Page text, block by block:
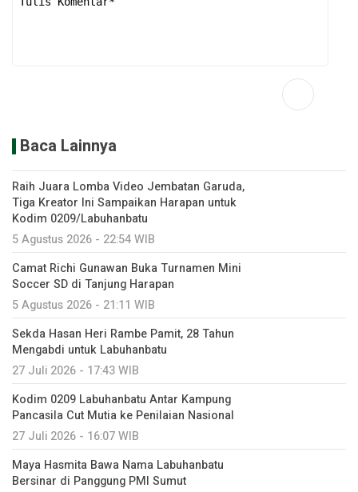
Baca Lainnya
Raih Juara Lomba Video Jembatan Garuda,
Tiga Kreator Ini Sampaikan Harapan untuk
Kodim 0209/Labuhanbatu
5 Agustus 2026 - 22:54 WIB
Camat Richi Gunawan Buka Turnamen Mini
Soccer SD di Tanjung Harapan
5 Agustus 2026 - 21:11 WIB
Sekda Hasan Heri Rambe Pamit, 28 Tahun
Mengabdi untuk Labuhanbatu
27 Juli 2026 - 17:43 WIB
Kodim 0209 Labuhanbatu Antar Kampung
Pancasila Cut Mutia ke Penilaian Nasional
27 Juli 2026 - 16:07 WIB
Maya Hasmita Bawa Nama Labuhanbatu
Bersinar di Panggung PMI Sumut